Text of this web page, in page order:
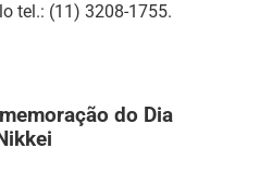
tel.: (11) 3208-1755.
do Dia